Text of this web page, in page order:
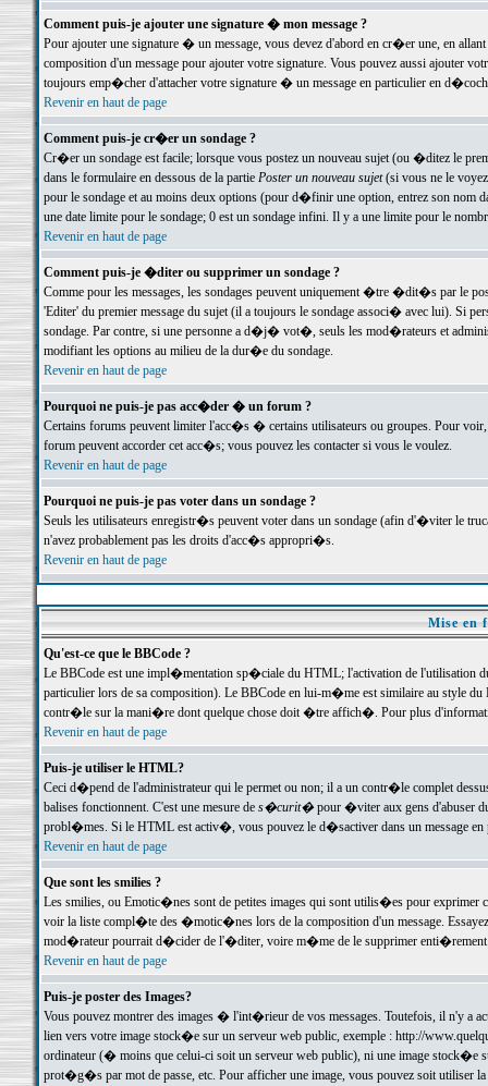
Comment puis-je ajouter une signature � mon message ?
Pour ajouter une signature � un message, vous devez d'abord en cr�er une, en
composition d'un message pour ajouter votre signature. Vous pouvez aussi ajouter
toujours emp�cher d'attacher votre signature � un message en particulier en
Revenir en haut de page
Comment puis-je cr�er un sondage ?
Cr�er un sondage est facile; lorsque vous postez un nouveau sujet (ou �ditez le
dans le formulaire en dessous de la partie Poster un nouveau sujet(si vous ne le voyez
pour le sondage et au moins deux options (pour d�finir une option, entrez son nom
une date limite pour le sondage; 0 est un sondage infini. Il y a une limite pour le
Revenir en haut de page
Comment puis-je �diter ou supprimer un sondage ?
Comme pour les messages, les sondages peuvent uniquement �tre �dit�s par le
'Editer' du premier message du sujet (il a toujours le sondage associ� avec lui). Si
sondage. Par contre, si une personne a d�j� vot�, seuls les mod�rateurs et
modifiant les options au milieu de la dur�e du sondage.
Revenir en haut de page
Pourquoi ne puis-je pas acc�der � un forum ?
Certains forums peuvent limiter l'acc�s � certains utilisateurs ou groupes. Pour
forum peuvent accorder cet acc�s; vous pouvez les contacter si vous le voulez.
Revenir en haut de page
Pourquoi ne puis-je pas voter dans un sondage ?
Seuls les utilisateurs enregistr�s peuvent voter dans un sondage (afin d'�viter le
n'avez probablement pas les droits d'acc�s appropri�s.
Revenir en haut de page
Mise en
Qu'est-ce que le BBCode ?
Le BBCode est une impl�mentation sp�ciale du HTML; l'activation de l'utilisation
particulier lors de sa composition). Le BBCode en lui-m�me est similaire au style
contr�le sur la mani�re dont quelque chose doit �tre affich�. Pour plus
Revenir en haut de page
Puis-je utiliser le HTML?
Ceci d�pend de l'administrateur qui le permet ou non; il a un contr�le complet
balises fonctionnent. C'est une mesure de s�curit�pour �viter aux gens d'abuser
probl�mes. Si le HTML est activ�, vous pouvez le d�sactiver dans un message en
Revenir en haut de page
Que sont les smilies ?
Les smilies, ou Emotic�nes sont de petites images qui sont utilis�es pour exprimer
voir la liste compl�te des �motic�nes lors de la composition d'un message.
mod�rateur pourrait d�cider de l'�diter, voire m�me de le supprimer
Revenir en haut de page
Puis-je poster des Images?
Vous pouvez montrer des images � l'int�rieur de vos messages. Toutefois, il n'y a
lien vers votre image stock�e sur un serveur web public, exemple : http://
ordinateur (� moins que celui-ci soit un serveur web public), ni une image stock�e
prot�g�s par mot de passe, etc. Pour afficher une image, vous pouvez soit